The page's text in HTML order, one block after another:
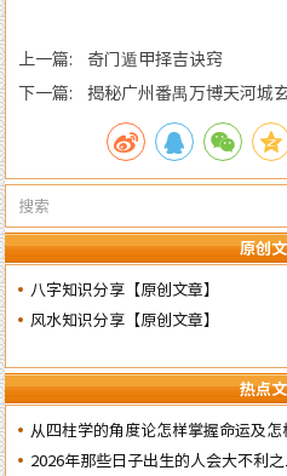
原创
八字知识分享【原创文章】
风水知识分享【原创文章】
热点
从四柱学的角度论怎样掌握命运及怎
祸
2026年那些日子出生的人会大不利
上一篇: 奇门遁甲择吉诀窍
下一篇: 揭秘广州番禺万博天河城